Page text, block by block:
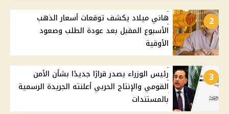
2
هاني ميلاد يكشف توقعات أسعار الذهب
الأسبوع المقبل بعد عودة الطلب وصعود
الأوقية
3
رئيس الوزراء يصدر قرارًا جديدًا بشأن الأمن
القومي والإنتاج الحربي أعلنته الجريدة الرسمية
بالمستندات